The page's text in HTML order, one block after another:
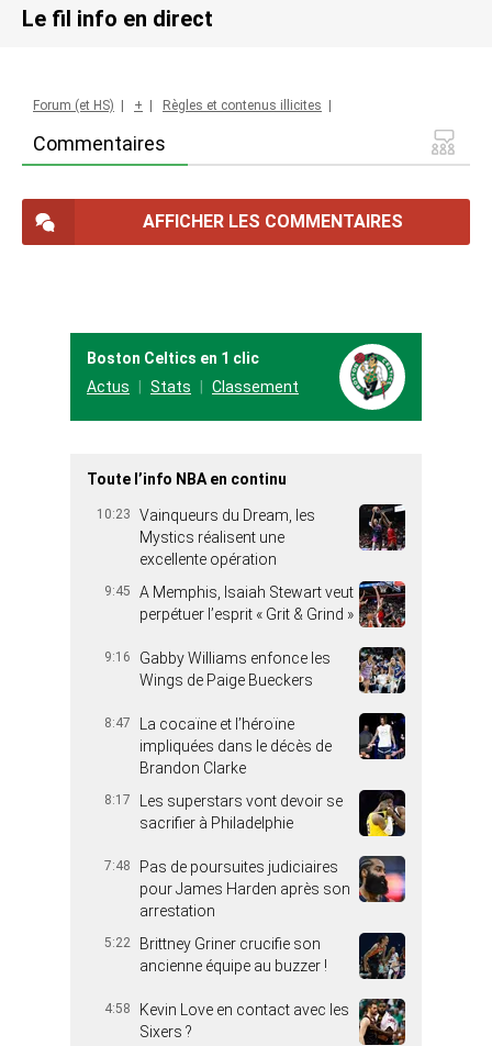
Le fil info en direct
Commentaires
Forum (et HS) + Règles et contenus illicites
AFFICHER LES COMMENTAIRES
Boston Celtics en 1 clic
Actus
Stats Classement
Toute l’info NBA en continu
10:23
Vainqueurs du Dream, les
Mystics réalisent une
excellente opération
9:45
A Memphis, Isaiah Stewart veut
perpétuer l’esprit « Grit & Grind »
9:16
Gabby Williams enfonce les
Wings de Paige Bueckers
8:47
La cocaïne et l’héroïne
impliquées dans le décès de
Brandon Clarke
8:17
Les superstars vont devoir se
sacrifier à Philadelphie
7:48
Pas de poursuites judiciaires
pour James Harden après son
arrestation
5:22
Brittney Griner crucifie son
ancienne équipe au buzzer !
4:58
Kevin Love en contact avec les
Sixers ?